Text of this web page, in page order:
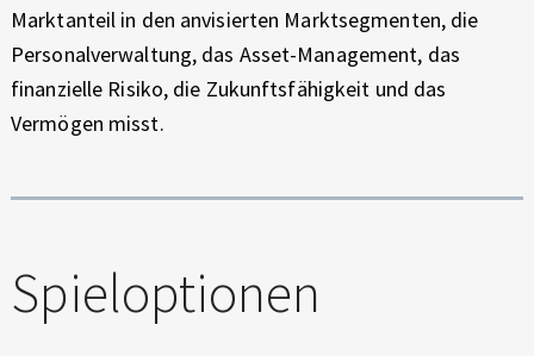
Marktanteil in den anvisierten Marktsegmenten, die
Personalverwaltung, das Asset-Management, das
finanzielle Risiko, die Zukunftsfähigkeit und das
Vermögen misst.
Spieloptionen